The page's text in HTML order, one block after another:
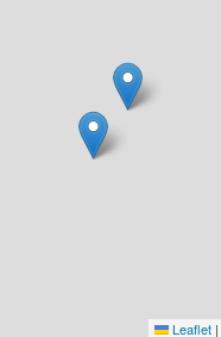
Leaflet |